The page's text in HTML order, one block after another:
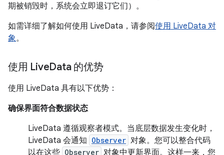
期被销毁时，系统会立即退订它们）。
如需详细了解如何使用 LiveData，请参阅使用 LiveData 对
象。
使用 LiveData 的优势
使用 LiveData 具有以下优势：
确保界面符合数据状态
LiveData 遵循观察者模式。当底层数据发生变化时，
LiveData 会通知 Observer 对象。您可以整合代码
以在这些 Observer 对象中更新界面。这样一来，您